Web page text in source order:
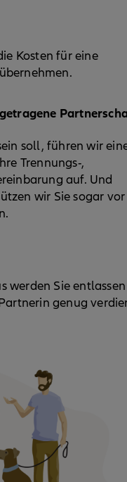
Kosten für eine
soll, führen wir
Trennungs-,
auf. Und
wir Sie sogar vor
werden Sie entlassen
genug